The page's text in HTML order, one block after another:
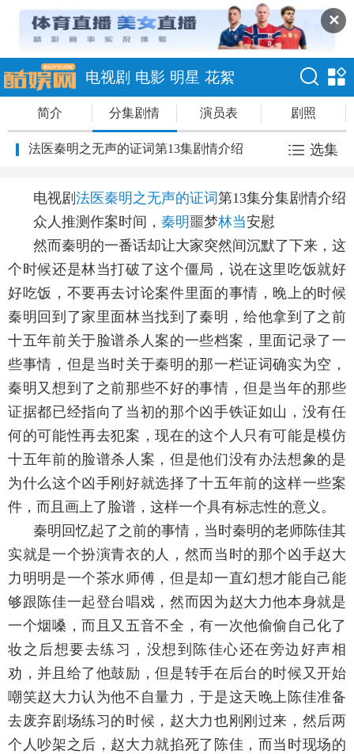
✕
电视剧 电影 明星 花絮
简介 分集剧情 演员表 剧照
法医秦明之无声的证词第13集剧情介绍 选集
电视剧 法医秦明之无声的证词第13集分集剧情介绍
众人推测作案时间， 秦明噩梦林当安慰
然而秦明的一番话却让大家突然间沉默了下来，这
个时候还是林当打破了这个僵局，说在这里吃饭就好
好吃饭，不要再去讨论案件里面的事情，晚上的时候
秦明回到了家里面林当找到了秦明，给他拿到了之前
十五年前关于脸谱杀人案的一些档案，里面记录了一
些事情，但是当时关于秦明的那一栏证词确实为空，
秦明又想到了之前那些不好的事情，但是当年的那些
证据都已经指向了当初的那个凶手铁证如山，没有任
何的可能性再去犯案，现在的这个人只有可能是模仿
十五年前的脸谱杀人案，但是他们没有办法想象的是
为什么这个凶手刚好就选择了十五年前的这样一些案
件，而且画上了脸谱，这样一个具有标志性的意义。
秦明回忆起了之前的事情，当时秦明的老师陈佳其
实就是一个扮演青衣的人，然而当时的那个凶手赵大
力明明是一个茶水师傅，但是却一直幻想才能自己能
够跟陈佳一起登台唱戏，然而因为赵大力他本身就是
一个烟嗓，而且又五音不全，有一次他偷偷自己化了
妆之后想要去练习，没想到陈佳心还在旁边好声相
劝，并且给了他鼓励，但是转手在后台的时候又开始
嘲笑赵大力认为他不自量力，于是这天晚上陈佳准备
去废弃剧场练习的时候，赵大力也刚刚过来，然后两
个人吵架之后，赵大力就掐死了陈佳，而当时现场的